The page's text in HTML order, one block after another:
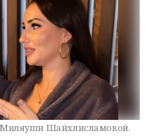
Миляуши Шайхлисламовой.